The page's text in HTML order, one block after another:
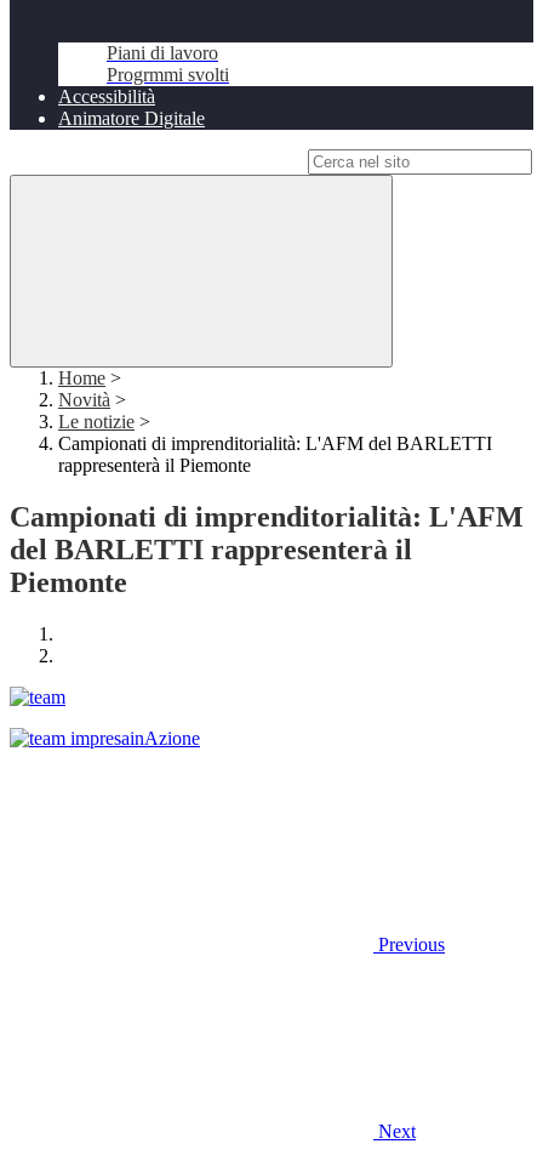
Piani di lavoro
Progrmmi svolti
Accessibilità
Animatore Digitale
Home >
Novità >
Le notizie >
Campionati di imprenditorialità: L'AFM del BARLETTI
rappresenterà il Piemonte
Campionati di imprenditorialità: L'AFM
del BARLETTI rappresenterà il
Piemonte
Previous
Next